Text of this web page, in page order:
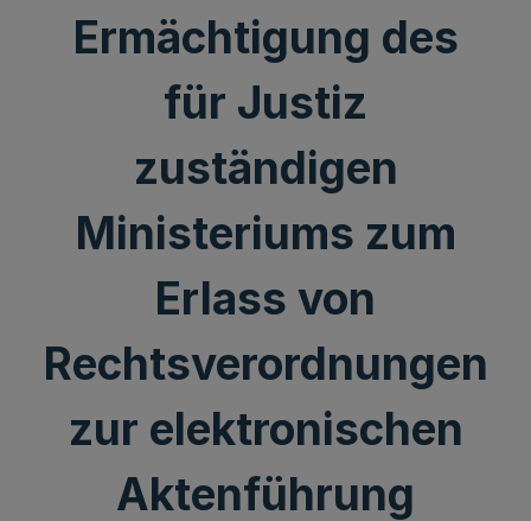
Ermächtigung des
für Justiz
zuständigen
Ministeriums zum
Erlass von
Rechtsverordnungen
zur elektronischen
Aktenführung